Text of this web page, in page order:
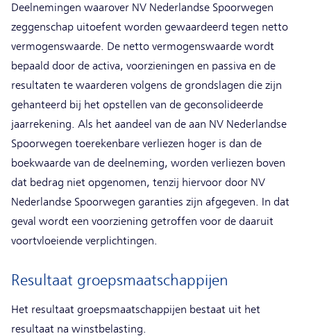
Deelnemingen waarover NV Nederlandse Spoorwegen
zeggenschap uitoefent worden gewaardeerd tegen netto
vermogenswaarde. De netto vermogenswaarde wordt
bepaald door de activa, voorzieningen en passiva en de
resultaten te waarderen volgens de grondslagen die zijn
gehanteerd bij het opstellen van de geconsolideerde
jaarrekening. Als het aandeel van de aan NV Nederlandse
Spoorwegen toerekenbare verliezen hoger is dan de
boekwaarde van de deelneming, worden verliezen boven
dat bedrag niet opgenomen, tenzij hiervoor door NV
Nederlandse Spoorwegen garanties zijn afgegeven. In dat
geval wordt een voorziening getroffen voor de daaruit
voortvloeiende verplichtingen.
Resultaat groepsmaatschappijen
Het resultaat groepsmaatschappijen bestaat uit het
resultaat na winstbelasting.